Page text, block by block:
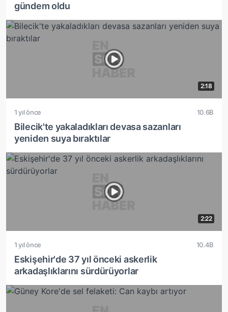
gündem oldu
2:18
1 yıl önce 10.6B
Bilecik'te yakaladıkları devasa sazanları
yeniden suya bıraktılar
2:22
1 yıl önce 10.4B
Eskişehir'de 37 yıl önceki askerlik
arkadaşlıklarını sürdürüyorlar